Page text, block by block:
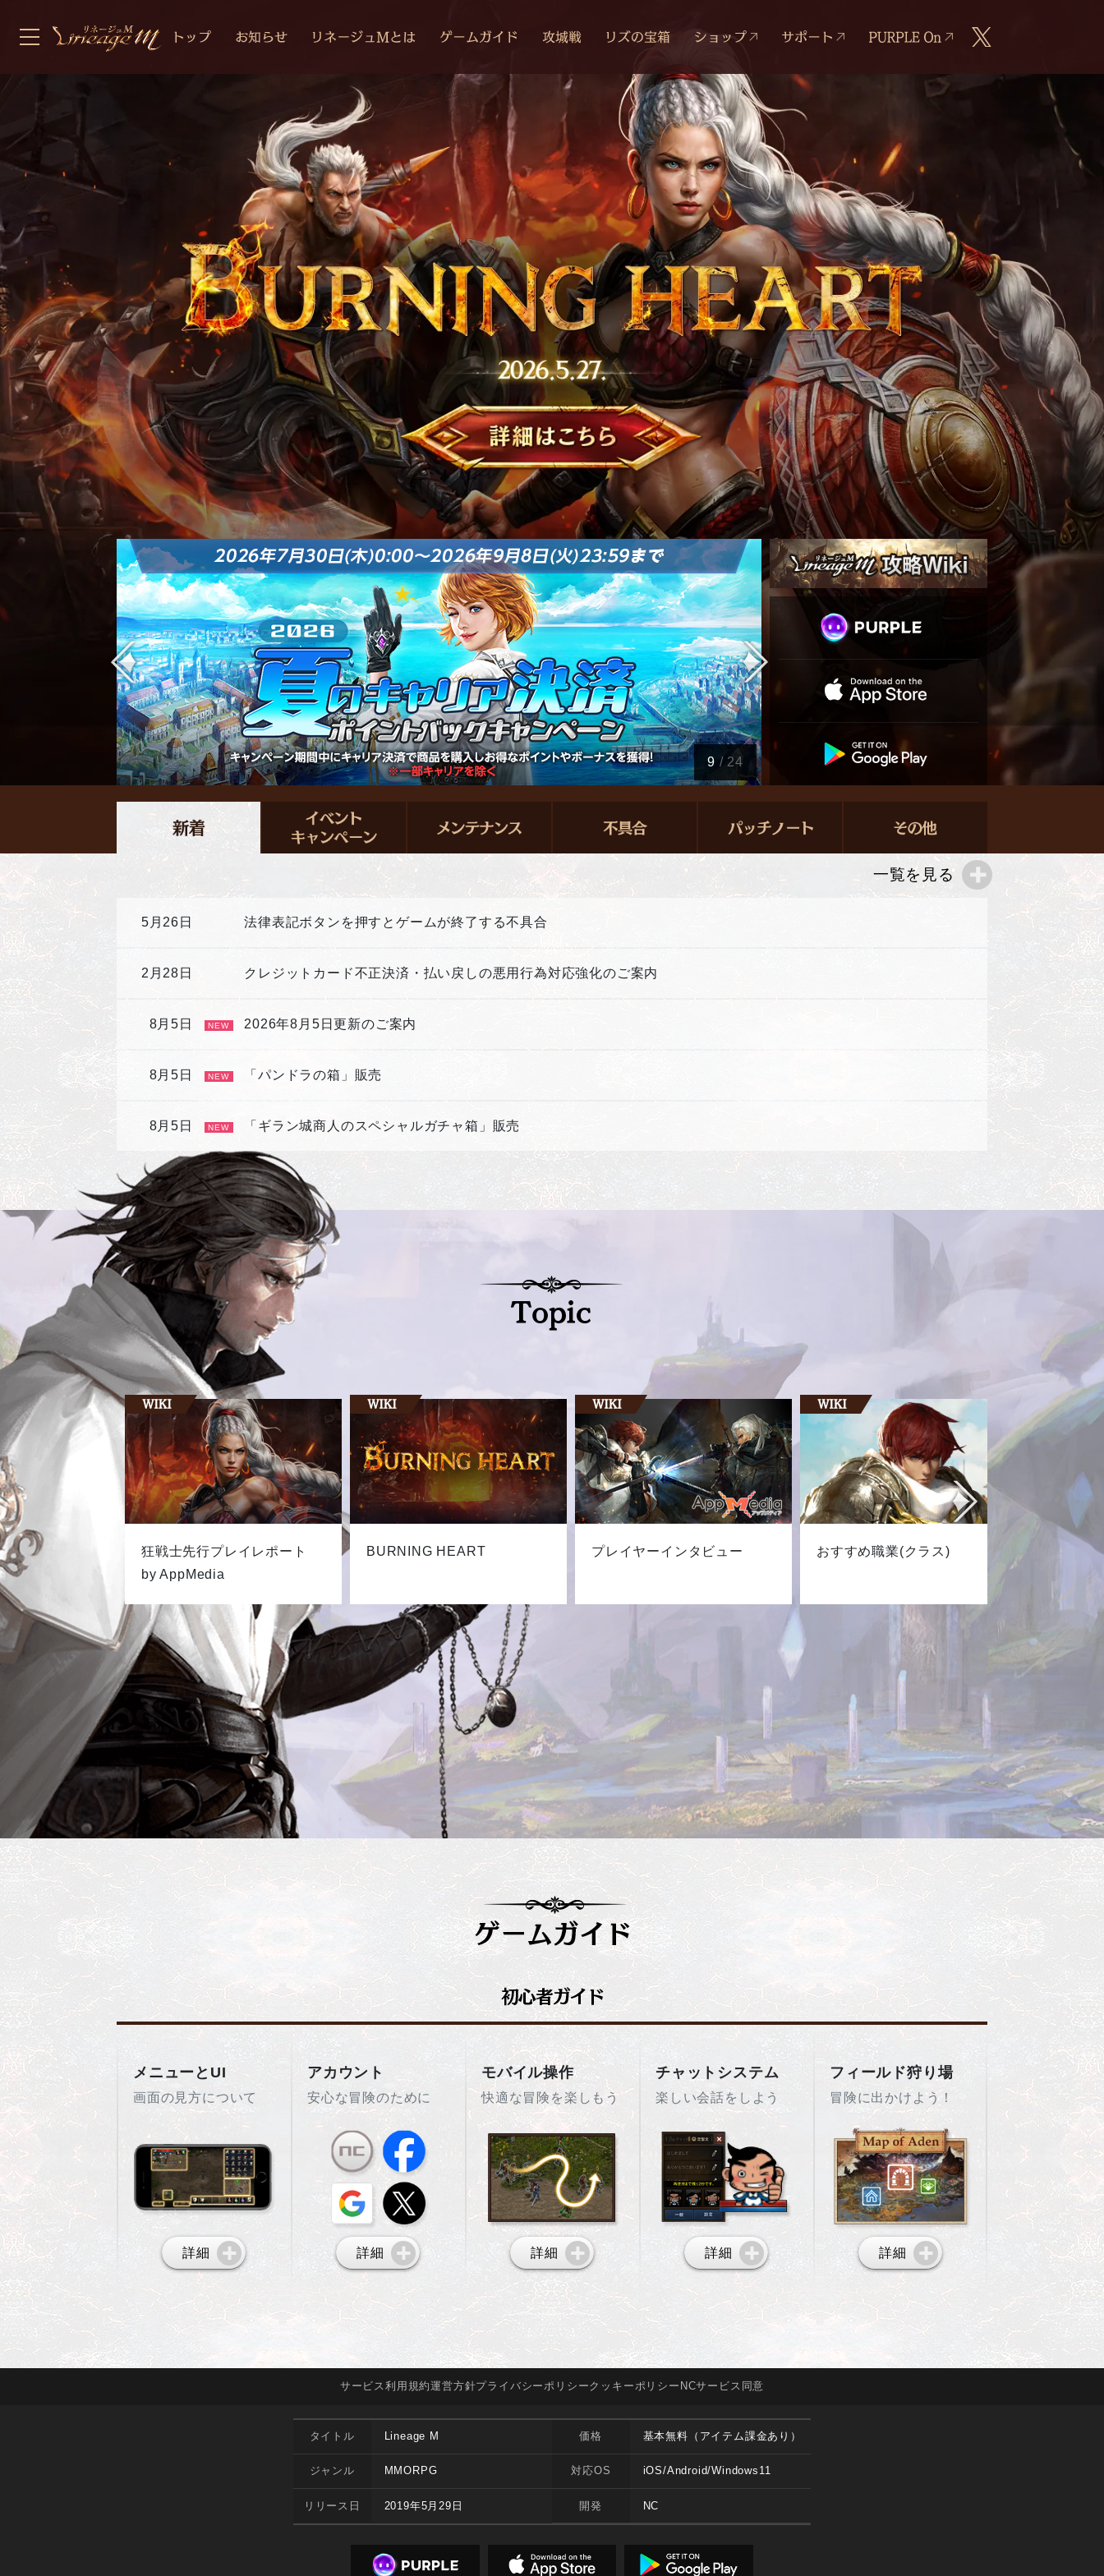
9 / 24
一覧を見る
5月26日 法律表記ボタンを押すとゲームが終了する不具合
2月28日 クレジットカード不正決済・払い戻しの悪用行為対応強化のご案内
8月5日 NEW 2026年8月5日更新のご案内
8月5日 NEW 「パンドラの箱」販売
8月5日 NEW 「ギラン城商人のスペシャルガチャ箱」販売
狂戦士先行プレイレポート
by AppMedia
BURNING HEART プレイヤーインタビュー おすすめ職業(クラス) 最新キ
メニューとUI
画面の見方について
詳細
アカウント
安心な冒険のために
詳細
モバイル操作
快適な冒険を楽しもう
詳細
チャットシステム
楽しい会話をしよう
詳細
フィールド狩り場
冒険に出かけよう！
詳細
サービス利用規約運営方針プライバシーポリシークッキーポリシー NCサービス 同意
タイトル Lineage M
ジャンル MMORPG
リリース日 2019年5月29日
価格 基本無料（アイテム課金あり）
対応OS iOS/Android/Windows11
開発 NC